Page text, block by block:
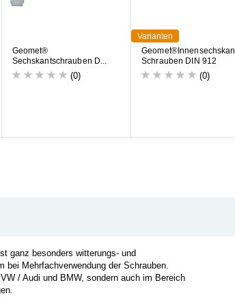
Geomet®
Sechskantschrauben D...
(0)
Varianten
Geomet®I nnensechskan
Schrauben D N 912
(0)
ganz besonders witterungs- und
bei Mehrfachverwendung der Schrauben.
/ Audi und BMW, sondern auch im Bereich